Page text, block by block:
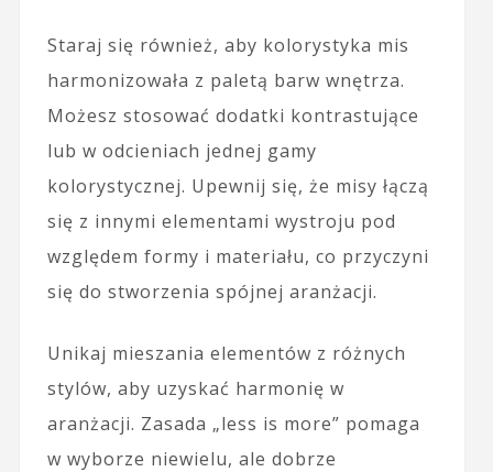
Staraj się również, aby kolorystyka mis
harmonizowała z paletą barw wnętrza.
Możesz stosować dodatki kontrastujące
lub w odcieniach jednej gamy
kolorystycznej. Upewnij się, że misy łączą
się z innymi elementami wystroju pod
względem formy i materiału, co przyczyni
się do stworzenia spójnej aranżacji.
Unikaj mieszania elementów z różnych
stylów, aby uzyskać harmonię w
aranżacji. Zasada „less is more” pomaga
w wyborze niewielu, ale dobrze